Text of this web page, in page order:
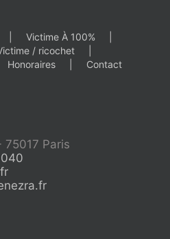
Victime À 100%
/ ricochet
Honoraires Contact
75017 Paris